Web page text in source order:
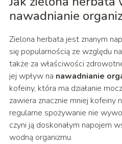
nawadnianie
Zielona herbata jest znanym
się popularnością ze względu
także za właściwości
jej wpływ na nawadnianie
kofeiny, która ma działanie
zawiera znacznie mniej kofeiny
regularne spożywanie nie
czyni ją doskonałym napojem
wodną organizmu.